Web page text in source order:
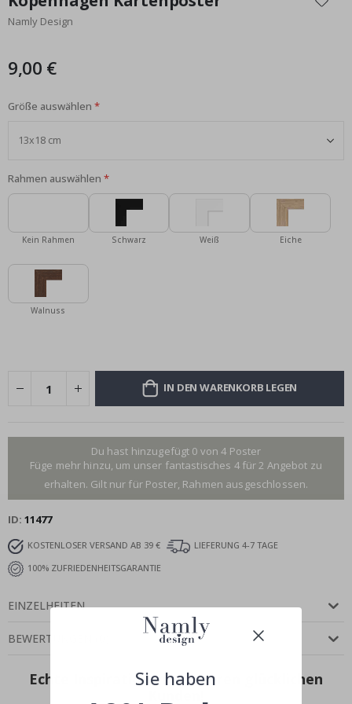
der
Bildgalerie
Namly Design
9,00 €
Größe auswählen
Rahmen auswählen
Kein Rahmen Schwarz Weiß Eiche
Walnuss
IN DEN WARENKORB LEGEN
Du hast hinzugefügt 0 von 4 Poster
Füge mehr hinzu, um unser fantastisches 4 für 2 Angebot zu
erhalten. Gilt nur für Poster, Rahmen ausgeschlossen.
ID 11477
KOSTENLOSER VERSAND AB 39 €
LIEFERUNG 4-7 TAGE
100% ZUFRIEDENHEITSGARANTIE
EINZELHEITEN
BEWERTUNGEN
Echte Inspiration von unseren glücklichen
Sie haben